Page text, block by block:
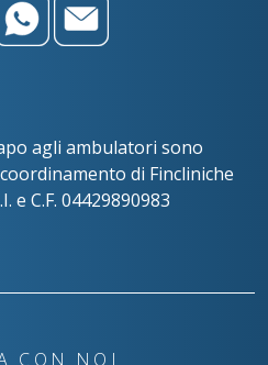
agli ambulatori sono
di Fincliniche
e C.F. 04429890983
CON NOI